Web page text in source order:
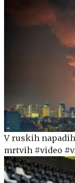
V ruskih
mrtvih #video